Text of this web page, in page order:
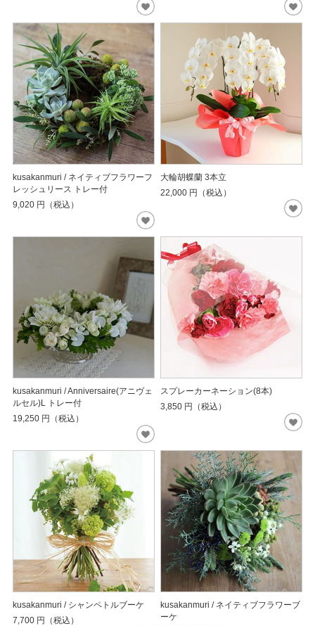
kusakanmuri / ネイティブフラワーフ
レッシュリース トレー付
9,020 円（税込）
大輪胡蝶蘭 3本立
22,000 円（税込）
kusakanmuri / Anniversaire(アニヴェ
ルセル)L トレー付
19,250 円（税込）
スプレーカーネーション(8本)
3,850 円（税込）
kusakanmuri / シャンペトルブーケ
7,700 円（税込）
kusakanmuri / ネイティブフラワーブ
ーケ